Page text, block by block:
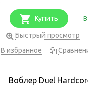
Купить В
Быстрый просмотр
В избранное
Воблер Duel